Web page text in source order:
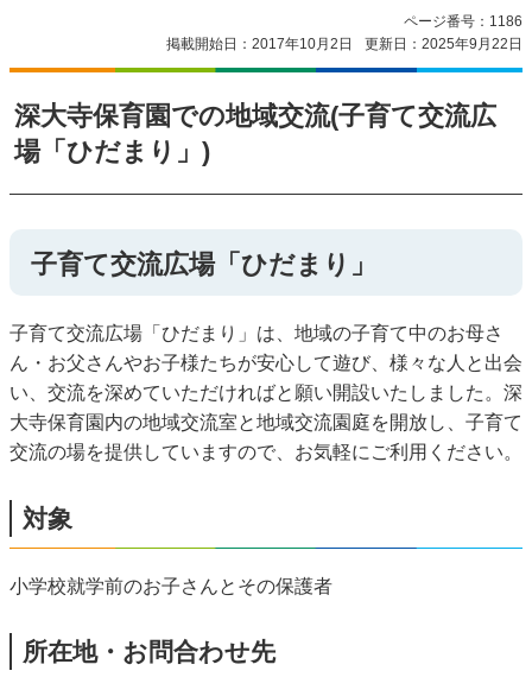
ページ番号：1186
掲載開始日：2017年10月2日
更新日：2025年9月22日
深大寺保育園での地域交流(子育て交流広
場「ひだまり」)
子育て交流広場「ひだまり」
子育て交流広場「ひだまり」は、地域の子育て中のお母さ
ん・お父さんやお子様たちが安心して遊び、様々な人と出会
い、交流を深めていただければと願い開設いたしました。深
大寺保育園内の地域交流室と地域交流園庭を開放し、子育て
交流の場を提供していますので、お気軽にご利用ください。
対象
小学校就学前のお子さんとその保護者
所在地・お問合わせ先